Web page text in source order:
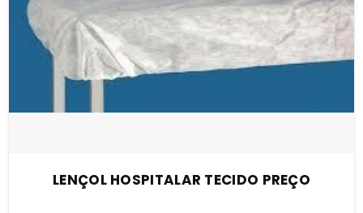
LENÇOL HOSPITALAR TECIDO PREÇO